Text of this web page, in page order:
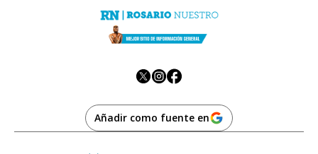
Añadir como fuente en